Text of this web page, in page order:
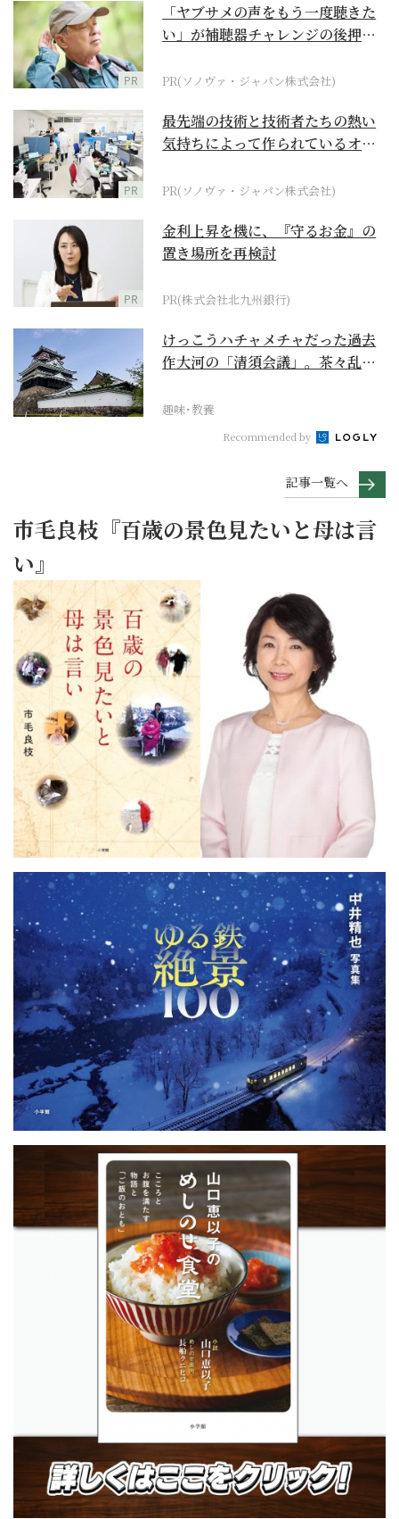
PR
「ヤブサメの声をもう一度聴きた
い」が補聴器チャレンジの後押し
PR(ソノヴァ・ジャパン株式会社)
PR
最先端の技術と技術者たちの熱い
気持ちによって作られているオー
PR(ソノヴァ・ジャパン株式会社)
PR
金利上昇を機に、『守るお金』の
置き場所を再検討
PR(株式会社北九州銀行)
けっこうハチャメチャだった過去
作大河の「清須会議」。茶々乱
趣味･教養
Recommended by
記事一覧へ
市毛良枝『百歳の景色見たいと母は言
い』